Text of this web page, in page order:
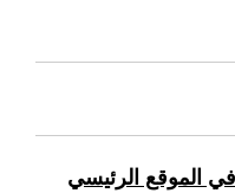
الموقع الرئيسي